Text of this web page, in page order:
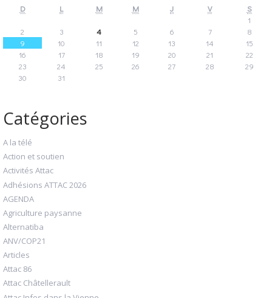
D L M M J V
S
1
2
3 4 5 6 7
8
9
10 11 12 13 14
15
16
17 18 19 20 21
22
23
24 25 26 27 28
29
30
31
Catégories
A la télé
Action et soutien
Activités Attac
Adhésions ATTAC 2026
AGENDA
Agriculture paysanne
Alternatiba
ANV/COP21
Articles
Attac 86
Attac Châtellerault